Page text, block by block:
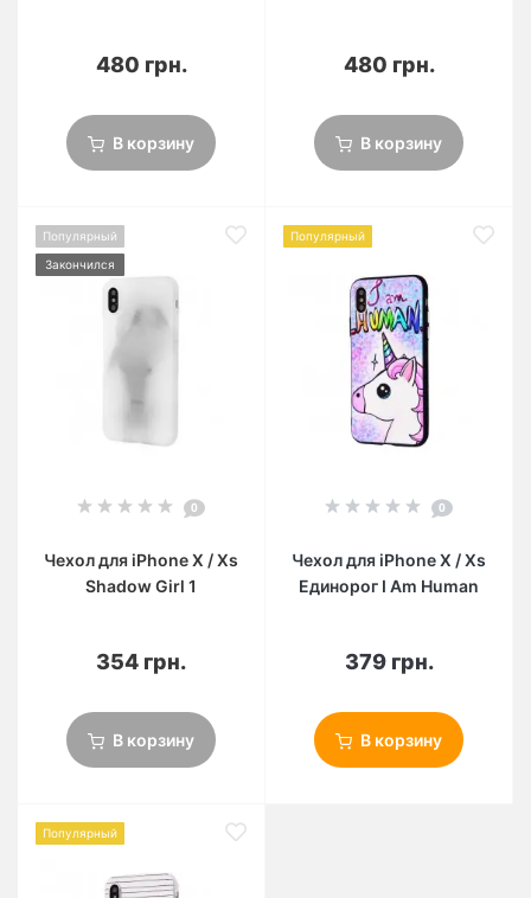
480 грн.
В корзину
480 грн.
В корзину
Популярный
Закончился
0
Чехол для iPhone X / Xs
Shadow Girl 1
354 грн.
В корзину
Популярный
0
Чехол для iPhone X / Xs
Единорог I Am Human
379 грн.
В корзину
Популярный